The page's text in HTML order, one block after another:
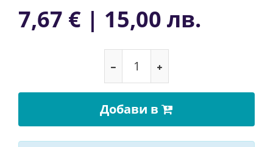
7,67 € | 15,00 лв.
Добави в